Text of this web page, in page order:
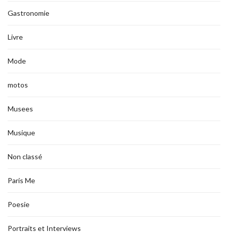
Gastronomie
Livre
Mode
motos
Musees
Musique
Non classé
Paris Me
Poesie
Portraits et Interviews